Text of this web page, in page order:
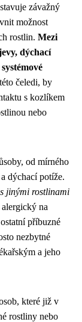
závažný
možnost
rostlin. Mezi
dýchací
čeledi, by
s kozlíkem
nebo
od mírného
dýchací potíže.
jinými rostlinami
na
příbuzné
nezbytné
a jeho
které již v
rostliny nebo